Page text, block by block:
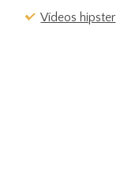
Vídeos hipster